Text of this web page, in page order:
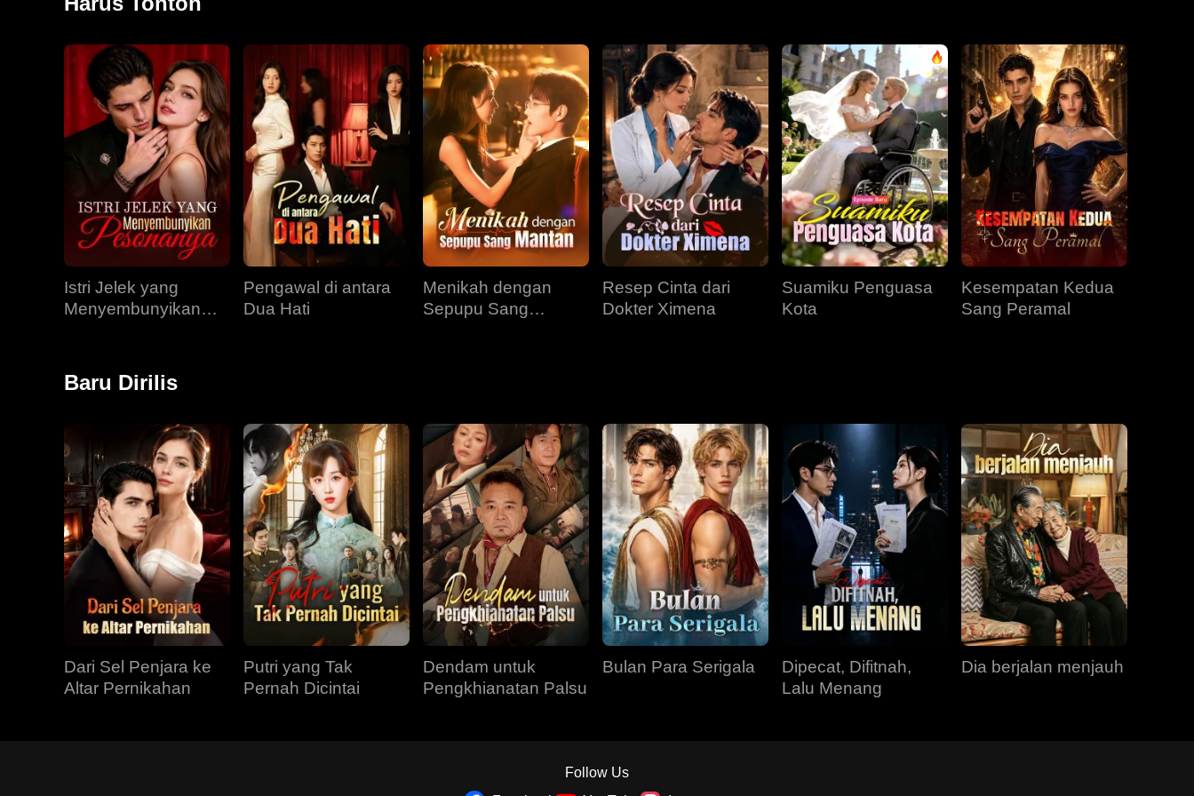
EP 34 EP 35 EP 36
EP 37 EP 39
EP 40
Istri Jelek yang
Menyembunyikan
Pengawal di antara
Dua Hati
Menikah dengan
Sepupu Sang
Resep Cinta dari
Dokter Ximena
Suamiku Penguasa
Kota
Kesempatan Kedua
Sang Peramal
Baru Dirilis
Dari Sel Penjara ke
Altar Pernikahan
Putri yang Tak
Pernah Dicintai
Dendam untuk
Pengkhianatan Palsu
Bulan Para Serigala
Dipecat, Difitnah,
Lalu Menang
Dia berjalan menjauh
Follow Us